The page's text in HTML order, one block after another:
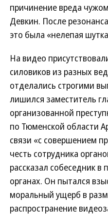
причинение вреда
Девкин. После
это была «нелепая
На видео
силовиков из разных
отделались строгими
лишился заместитель
организованной
по Тюменской области
связи «с совершением
честь сотрудника
рассказал собеседник
органах. Он пытался
моральный ущерб в
распространение